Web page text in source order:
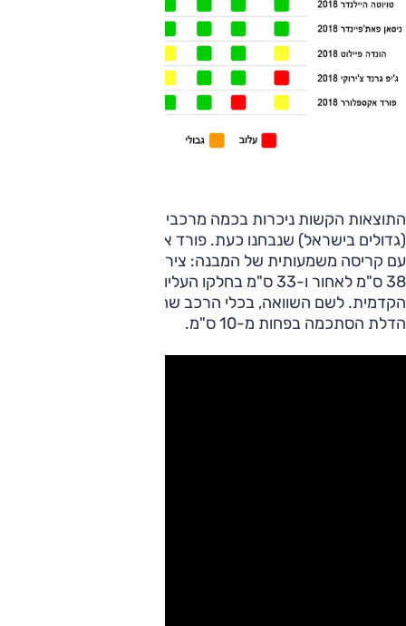
התוצאות הקשות ניכרות בכמה מרכבי הפנאי בגודל בינוני
(גדולים בישראל) שנבחנו כעת. פורד אקספלורר כשל לחלוטין,
עם קריסה משמעותית של המבנה: ציר הדלת נע בחלקו התחתון
38 ס"מ לאחור ו-33 ס"מ בחלקו העליון, יחד עם הקונסולה
הקדמית. לשם השוואה, בכלי הרכב שהצטיינו במבחן תנועת ציר
הדלת הסתכמה בפחות מ-10 ס"מ.